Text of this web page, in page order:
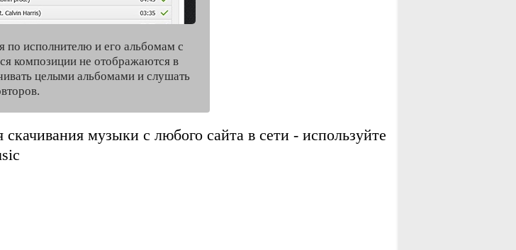
исполнителю и его альбомам с
композиции не отображаются в
целыми альбомами и слушать
музыки с любого сайта в сети - используйте